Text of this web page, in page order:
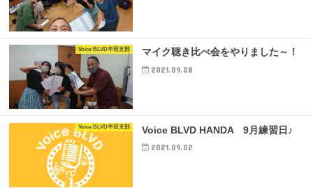
Voice BLVD半田支部 マイク聴き比べ会をやりました～！
2021.09.08
Voice BLVD半田支部 Voice BLVD HANDA 9月練習日♪
2021.09.02